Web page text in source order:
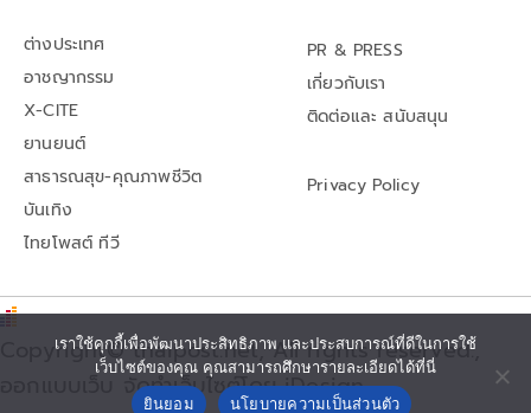
ต่างประเทศ
อาชญากรรม
X-CITE
ยานยนต์
สาธารณสุข-คุณภาพชีวิต
บันเทิง
ไทยโพสต์ ทีวี
PR & PRESS
เกี่ยวกับเรา
ติดต่อและ สนับสนุน
Privacy Policy
Copyright© thaipost.net, All rights reserved.,
ออกแบบเว็บ จัดทำเว็บไซต์โดย iDesign
เราใช้คุกกี้เพื่อพัฒนาประสิทธิภาพ และประสบการณ์ที่ดีในการใช้
เว็บไซต์ของคุณ คุณสามารถศึกษารายละเอียดได้ที่นี่
ยินยอม
นโยบายความเป็นส่วนตัว